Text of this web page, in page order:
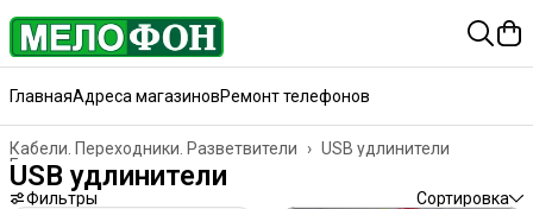
ГлавнаяАдреса магазиновРемонт телефонов
USB удлинители
Кабели. Переходники. Разветвители
›
Главная
USB удлинители
Фильтры Сортировка